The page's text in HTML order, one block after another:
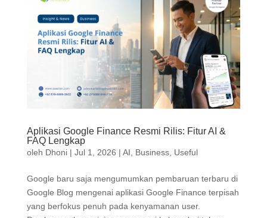
Aplikasi Google Finance Resmi Rilis: Fitur AI &
FAQ Lengkap
oleh Dhoni| Jul 1, 2026 | AI Business, Useful
Google baru saja mengumumkan pembaruan terbaru di
Google Blog mengenai aplikasi Google Finance terpisah
yang berfokus penuh pada kenyamanan user.